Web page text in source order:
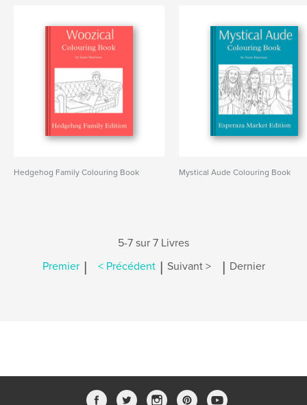
Hedgehog Family Colouring Book Mystical Aude Colouring Book
5-7 sur 7 Livres
Premier | < Précédent | Suivant > | Dernier